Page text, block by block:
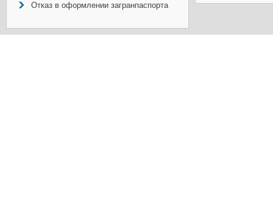
Отказ в оформлении загранпаспорта